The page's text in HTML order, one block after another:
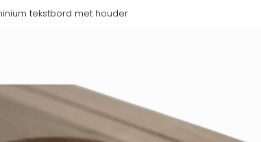
tekstbord met houder